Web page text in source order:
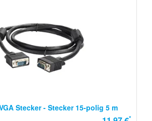
Stecker - Stecker 15-polig 5 m
*